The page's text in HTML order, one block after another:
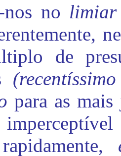
nos no limiar
de
para as mais